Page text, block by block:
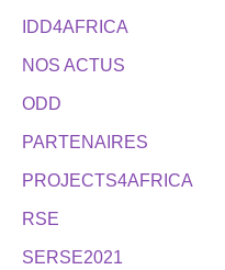
IDD4AFRICA
NOS ACTUS
ODD
PARTENAIRES
PROJECTS4AFRICA
RSE
SERSE2021